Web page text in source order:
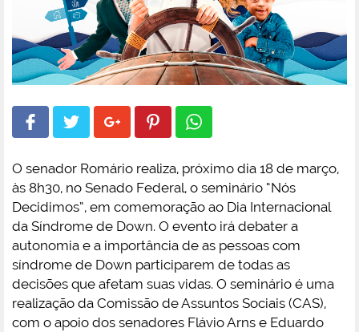
O senador Romário realiza, próximo dia 18 de março,
às 8h30, no Senado Federal, o seminário “Nós
Decidimos”, em comemoração ao Dia Internacional
da Síndrome de Down. O evento irá debater a
autonomia e a importância de as pessoas com
síndrome de Down participarem de todas as
decisões que afetam suas vidas. O seminário é uma
realização da Comissão de Assuntos Sociais (CAS),
com o apoio dos senadores Flávio Arns e Eduardo